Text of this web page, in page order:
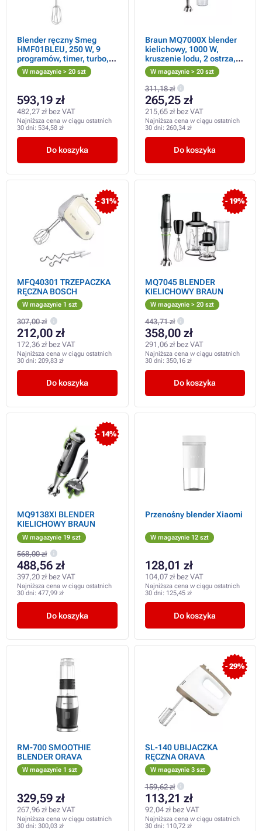
Blender ręczny Smeg
HMF01BLEU, 250 W, 9
programów, timer, turbo,
elektroniczny tempomat,
czarny
W magazynie > 20 szt
593,19 zł
482,27 zł bez VAT
Najniższa cena w ciągu ostatnich
30 dni: 534,58 zł
Do koszyka
Braun MQ7000X blender
kielichowy, 1000 W,
kruszenie lodu, 2 ostrza,
misa miksująca
W magazynie > 20 szt
311,18 zł
265,25 zł
215,65 zł bez VAT
Najniższa cena w ciągu ostatnich
30 dni: 260,34 zł
Do koszyka
- 31%
MFQ40301 TRZEPACZKA
RĘCZNA BOSCH
W magazynie 1 szt
307,00 zł
212,00 zł
172,36 zł bez VAT
Najniższa cena w ciągu ostatnich
30 dni: 209,83 zł
Do koszyka
- 19%
MQ7045 BLENDER
KIELICHOWY BRAUN
W magazynie > 20 szt
443,71 zł
358,00 zł
291,06 zł bez VAT
Najniższa cena w ciągu ostatnich
30 dni: 350,16 zł
Do koszyka
- 14%
MQ9138XI BLENDER
KIELICHOWY BRAUN
W magazynie 19 szt
568,00 zł
488,56 zł
397,20 zł bez VAT
Najniższa cena w ciągu ostatnich
30 dni: 477,99 zł
Do koszyka
Przenośny blender Xiaomi
W magazynie 12 szt
128,01 zł
104,07 zł bez VAT
Najniższa cena w ciągu ostatnich
30 dni: 125,45 zł
Do koszyka
RM-700 SMOOTHIE
BLENDER ORAVA
W magazynie 1 szt
329,59 zł
267,96 zł bez VAT
Najniższa cena w ciągu ostatnich
30 dni: 300,03 zł
- 29%
SL-140 UBIJACZKA
RĘCZNA ORAVA
W magazynie 3 szt
159,62 zł
113,21 zł
92,04 zł bez VAT
Najniższa cena w ciągu ostatnich
30 dni: 110,72 zł